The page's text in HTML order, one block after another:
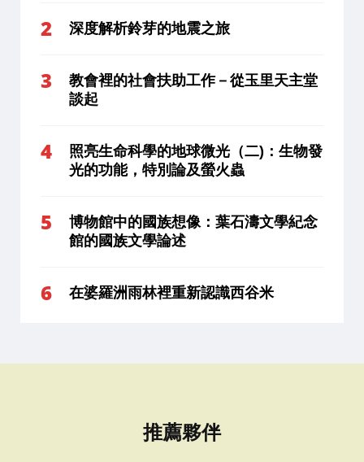
深度解析鈴芽的地震之旅
教會裡的社會扶助工作－從玉里天主堂
談起
照亮生命科學的地球微光（二)：生物發
光的功能，特別論及螢火蟲
博物館中的國族想像：葉石濤文學紀念
館的國族文學論述
在婆羅洲雨林裡重新認識西谷米
推薦夥伴